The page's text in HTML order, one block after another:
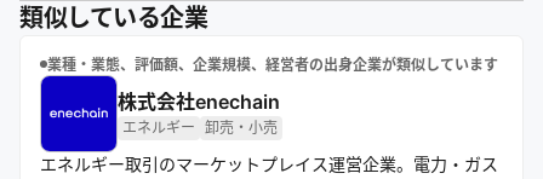
類似している企業
業種・業態、評価額、企業規模、経営者の出身企業が類似しています
株式会社enechain
エネルギー 卸売・小売
エネルギー取引のマーケットプレイス運営企業。電力・ガス